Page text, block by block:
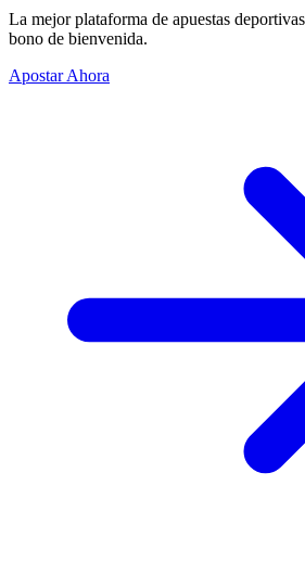
La mejor plataforma de apuestas
bono de bienvenida.
Apostar Ahora